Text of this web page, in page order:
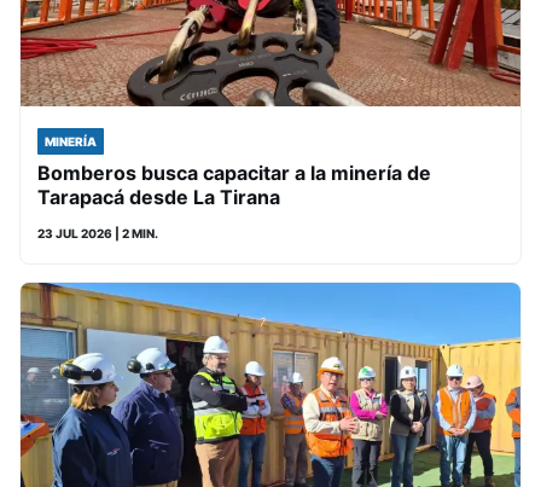
MINERÍA
Bomberos busca capacitar a la minería de
Tarapacá desde La Tirana
23 JUL 2026 | 2 MIN.